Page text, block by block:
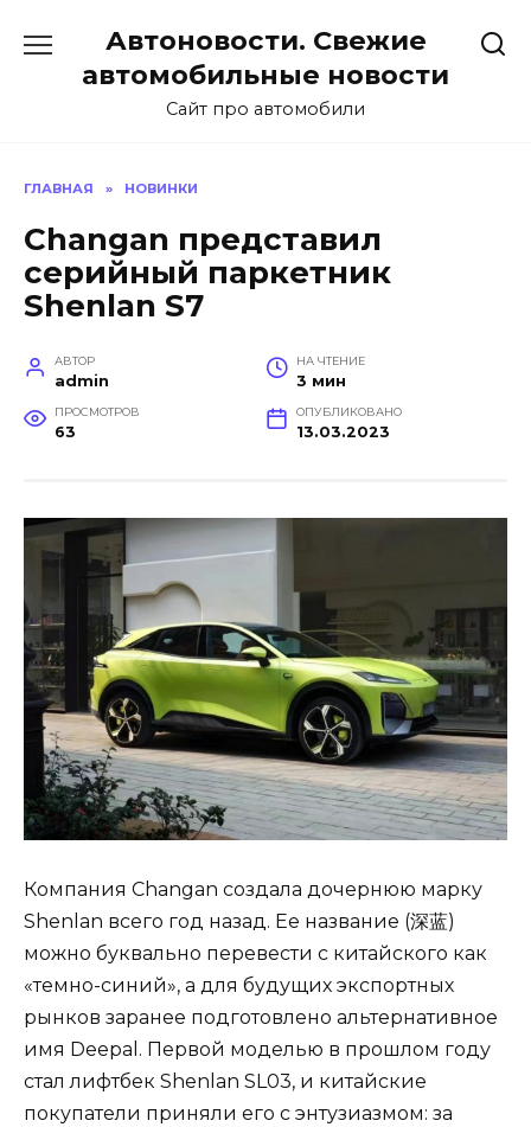
содержанию
Автоновости. Свежие
автомобильные новости
Сайт про автомобили
ГЛАВНАЯ » НОВИНКИ
Changan представил
серийный паркетник
Shenlan S7
АВТОР
admin
НА ЧТЕНИЕ
3 мин
ПРОСМОТРОВ
63
ОПУБЛИКОВАНО
13.03.2023
Компания Changan создала дочернюю марку
Shenlan всего год назад. Ее название (深蓝)
можно буквально перевести с китайского как
«темно-синий», а для будущих экспортных
рынков заранее подготовлено альтернативное
имя Deepal. Первой моделью в прошлом году
стал лифтбек Shenlan SL03, и китайские
покупатели приняли его с энтузиазмом: за